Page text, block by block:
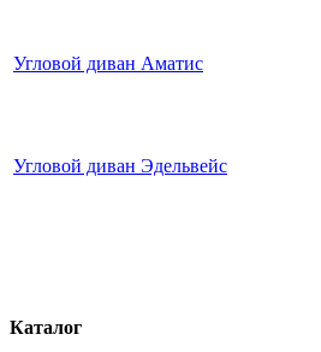
Угловой диван Аматис
Угловой диван Эдельвейс
Каталог